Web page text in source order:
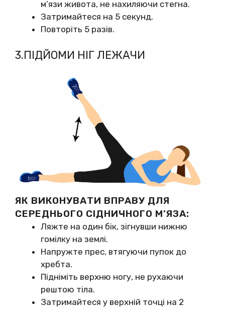
м’язи живота, не нахиляючи стегна.
Затримайтеся на 5 секунд.
Повторіть 5 разів.
3.ПІДЙОМИ НІГ ЛЕЖАЧИ
ЯК ВИКОНУВАТИ ВПРАВУ ДЛЯ
СЕРЕДНЬОГО СІДНИЧНОГО М’ЯЗА:
Ляжте на один бік, зігнувши нижню
гомілку на землі.
Напружте прес, втягуючи пупок до
хребта.
Підніміть верхню ногу, не рухаючи
рештою тіла.
Затримайтеся у верхній точці на 2